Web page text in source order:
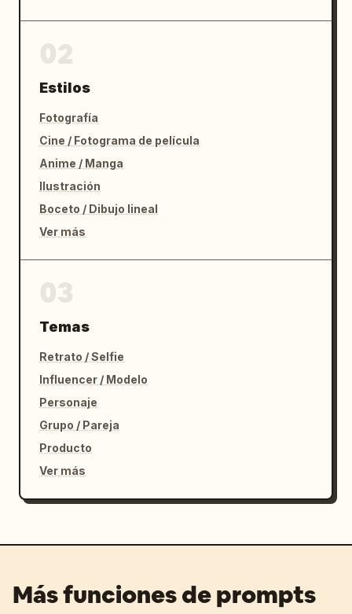
Estilos
Fotografía
Cine / Fotograma de película
Anime / Manga
Ilustración
Boceto / Dibujo lineal
Ver más
Temas
Retrato / Selfie
Influencer / Modelo
Personaje
Grupo / Pareja
Producto
Ver más
Más funciones de prompts